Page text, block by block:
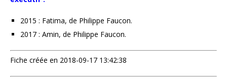
2015 : Fatima, de Philippe Faucon.
2017 : Amin, de Philippe Faucon.
Fiche créée en 2018-09-17 13:42:38